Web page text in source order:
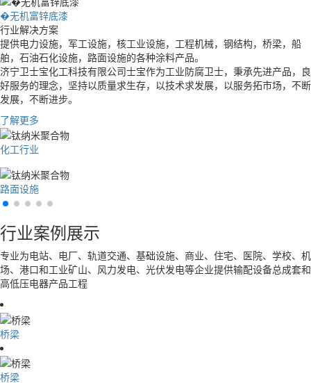
�无机富锌底漆
行业解决方案
提供电力设施，军工设施，核工业设施，工程机械，钢结构，桥梁，船
舶，石油石化设施，路面设施的各种涂料产品。
济宁卫士宝化工科技有限公司士宝作为工业防腐卫士，秉承先进产品，良
好服务的理念，坚持以质量求生存，以技术求发展，以服务拓市场，不断
发展，不断进步。
了解更多
化工行业
路面设施
行业案例展示
专业为电站、电厂、轨道交通、基础设施、商业、住宅、医院、学校、机
场、港口和工业矿山、风力发电、光伏发电等企业提供输配设备总成套和
高低压电器产品工程
桥梁
桥梁